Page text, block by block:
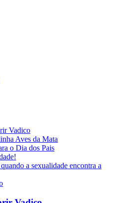
Vadico
Aves da Mata
o Dia dos Pais
a sexualidade encontra a